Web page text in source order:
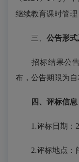
继续教育课时管理
三、 公告形式
招标结果公告
布，公告期 限为
四、评标信息
1.评标日期：
2.评标地点：